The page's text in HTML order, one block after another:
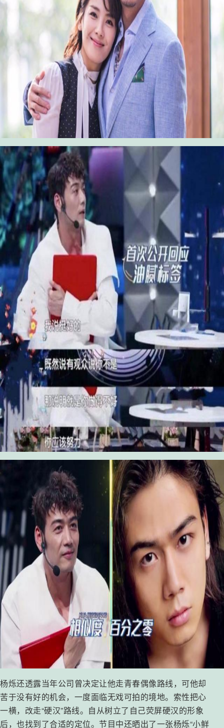
杨烁还透露当年公司曾决定让他走青春偶像路线，可他却
苦于没有好的机会，一度面临无戏可拍的境地。索性把心
一横，改走“硬汉”路线。自从树立了自己荧屏硬汉的形象
后，也找到了合适的定位。节目中还晒出了一张杨烁“小鲜